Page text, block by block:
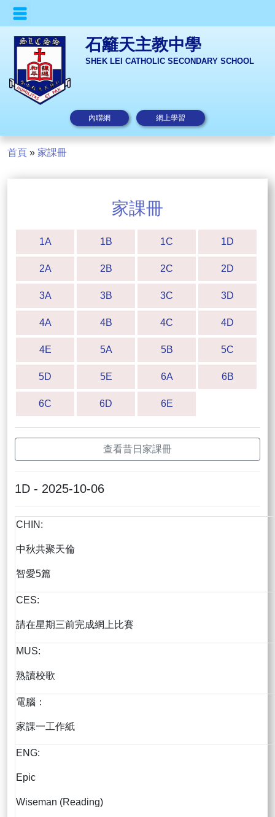
石籬天主教中學
SHEK LEI CATHOLIC SECONDARY SCHOOL
內聯網 網上學習
首頁 » 家課冊
家課冊
1A 1B 1C 1D
2A 2B 2C 2D
3A 3B 3C 3D
4A 4B 4C 4D
4E 5A 5B 5C
5D 5E 6A 6B
6C 6D 6E
查看昔日家課冊
1D - 2025-10-06
CHIN:
中秋共聚天倫
智愛5篇
CES:
請在星期三前完成網上比賽
MUS:
熟讀校歌
電腦：
家課一工作紙
ENG:
Epic
Wiseman (Reading)